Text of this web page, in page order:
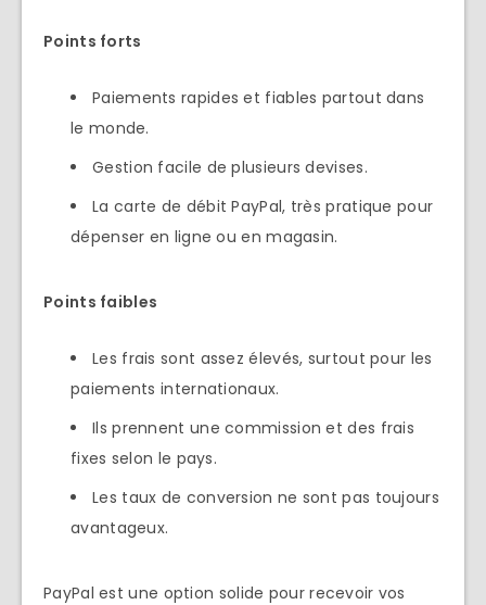
Points forts
Paiements rapides et fiables partout dans
le monde.
Gestion facile de plusieurs devises.
La carte de débit PayPal, très pratique pour
dépenser en ligne ou en magasin.
Points faibles
Les frais sont assez élevés, surtout pour les
paiements internationaux.
Ils prennent une commission et des frais
fixes selon le pays.
Les taux de conversion ne sont pas toujours
avantageux.
PayPal est une option solide pour recevoir vos